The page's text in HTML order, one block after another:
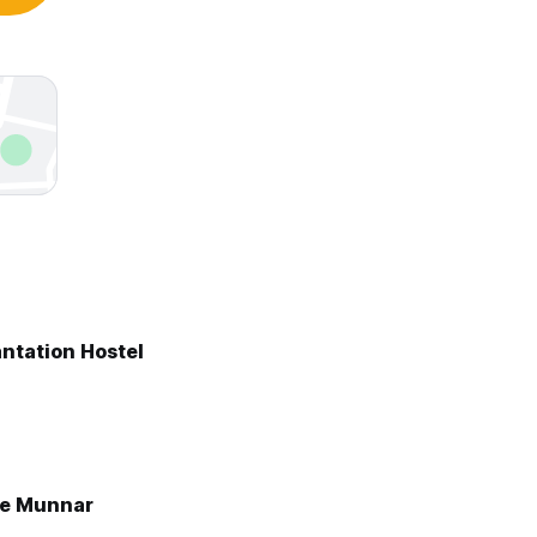
Hostel
Munnar